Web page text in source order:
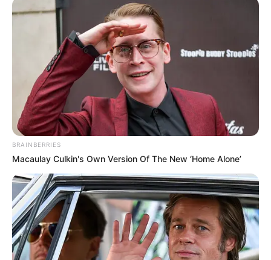
BTR Alice
BRAINBERRIES
Macaulay Culkin's Own Version Of The New ‘Home Alone’